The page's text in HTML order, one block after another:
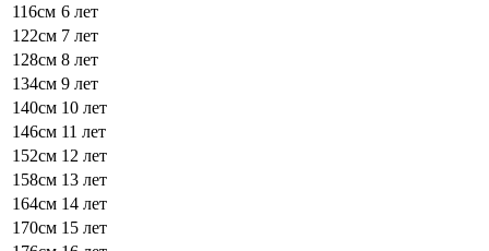
116см 6 лет
122см 7 лет
128см 8 лет
134см 9 лет
140см 10 лет
146см 11 лет
152см 12 лет
158см 13 лет
164см 14 лет
170см 15 лет